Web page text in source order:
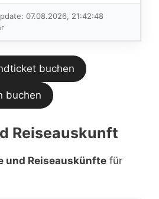
im aktuellen
Feed.
07.08.2026, 21:42:48
buchen
buchen
Reiseauskunft
und Reiseauskünfte für